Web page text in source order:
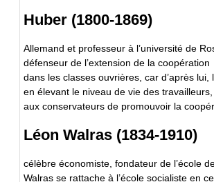
Huber (1800-1869)
Allemand et professeur à l’université de
défenseur de l’extension de la coopération
dans les classes ouvrières, car d’après
en élevant le niveau de vie des
aux conservateurs de promouvoir la
Léon Walras (1834-1910)
célèbre économiste, fondateur de l’école
Walras se rattache à l’école socialiste en